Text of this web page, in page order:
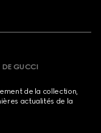
DE GUCCI
de la collection,
actualités de la